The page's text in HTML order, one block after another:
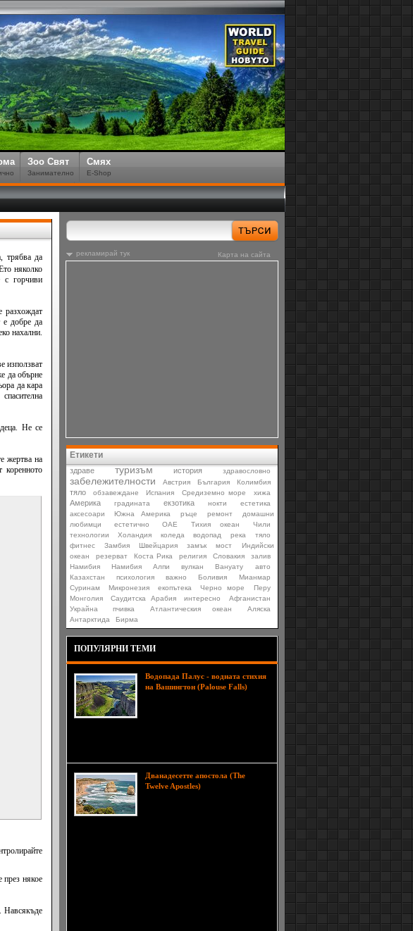
Зоо Свят
Занимателно
Смях
E-Shop
трябва да
няколко
с горчиви
разхождат
е добре да
нахални.
използват
да обърне
да кара
Не се
жертва на
през някое
Навсякъде
Карта на сайта
рекламирай тук
Етикети
здраве туризъм история здравословно
забележителности Австрия България Колимбия
тяло обзавеждане Испания Средиземно море хижа
Америка градината екзотика нокти
естетика
аксесоари
Южна Америка ръце ремонт
домашни
любимци
естетично ОАЕ Тихия океан
Чили
технологии
Холандия коледа водопад река
тяло
фитнес
Замбия Швейцария замък мост
Индийски
океан
резерват Коста Рика религия Словакия
залив
Намибия
Намибия Алпи вулкан Вануату
авто
Казахстан
психология важно Боливия
Мианмар
Суринам
Микронезия екопътека Черно море
Перу
Монголия
Саудитска Арабия интересно
Афганистан
Украйна
пчивка Атлантическия океан
Аляска
Антарктида
Бирма
ПОПУЛЯРНИ ТЕМИ
Водопада Палус - водната стихия
на Вашингтон (Palouse Falls)
Дванадесетте апостола (The
Twelve Apostles)Дванадесетте